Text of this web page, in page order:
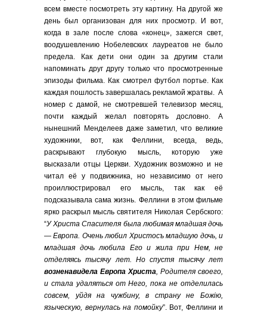
всем вместе посмотреть эту картину. На другой же
день был организован для них просмотр. И вот,
когда в зале после слова «конец», зажегся свет,
воодушевлению Нобелевских лауреатов не было
предела. Как дети они один за другим стали
напоминать друг другу только что просмотренные
эпизоды фильма. Как смотрел футбол портье. Как
каждая пошлость завершалась рекламой жратвы. А
номер с дамой, не смотревшей телевизор месяц,
почти каждый желал повторять дословно. А
нынешний Менделеев даже заметил, что великие
художники, вот, как Феллини, всегда, ведь,
раскрывают глубокую мысль, которую уже
высказали отцы Церкви. Художник возможно и не
читал её у подвижника, но независимо от него
проиллюстрировал его мысль, так как её
подсказывала сама жизнь. Феллини в этом фильме
ярко раскрыл мысль святителя Николая Сербского:
“У Христа Спасителя была любимая младшая дочь
— Европа. Очень любил Христосъ младшую дочь, и
младшая дочь любила Его и жила при Нем, не
отделяясь тысячу лет. Но спустя тысячу лет
возненавидела Европа Христа, Родителя своего,
и стала удаляться от Него, пока не отделилась
совсем, уйдя на чужбину, в страну не Божiю,
языческую, вернулась на помойку”. Вот, Феллини и